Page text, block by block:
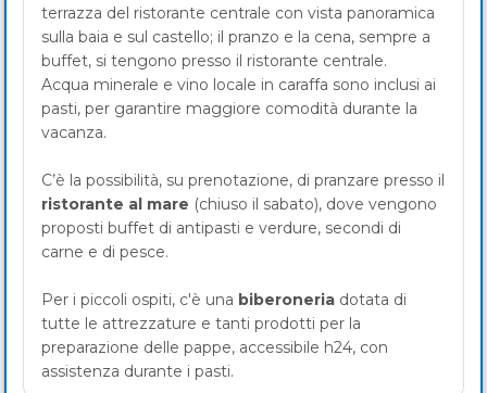
terrazza del ristorante centrale con vista panoramica
sulla baia e sul castello; il pranzo e la cena, sempre a
buffet, si tengono presso il ristorante centrale.
Acqua minerale e vino locale in caraffa sono inclusi ai
pasti, per garantire maggiore comodità durante la
vacanza.
C’è la possibilità, su prenotazione, di pranzare presso il
ristorante al mare (chiuso il sabato), dove vengono
proposti buffet di antipasti e verdure, secondi di
carne e di pesce.
Per i piccoli ospiti, c'è una biberoneria dotata di
tutte le attrezzature e tanti prodotti per la
preparazione delle pappe, accessibile h24, con
assistenza durante i pasti.